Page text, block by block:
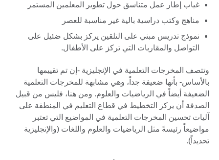
غياب إطار عمل متناسق حول تطوير المعلمين المستمر
مناهج وكتب دراسية بالية غير مناسبة للعصر
نموذج تدريس مبني على التلقين يركز بشكل ضئيل على
التواصل والمقاربات التي تركز على الأطفال.
وتتصف المخرجات التعلمية في الإنجليزية -إن تم تقييمها
بالأساس- بأنها ضعيفة جداً، وهي مشابهة للمخرجات التعلمية
الضعيفة أيضاً في الرياضيات والعلوم. ومن هنا، فليس من قبيل
الصدفة أن يركز التخطيط في قطاع التعليم في المنطقة على
آليات تحسين المخرجات التعلمية في المواضيع التي تعتبر
مواضيعاً رئيسةً مثل الرياضيات والعلوم واللغات (والإنجليزية
تحديداً).